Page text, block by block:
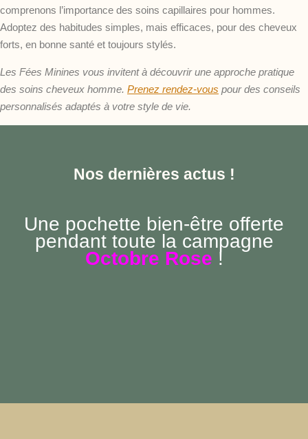
comprenons l’importance des soins capillaires pour hommes.
Adoptez des habitudes simples, mais efficaces, pour des cheveux
forts, en bonne santé et toujours stylés.
Les Fées Minines vous invitent à découvrir une approche pratique
des soins cheveux homme. Prenez rendez-vous pour des conseils
personnalisés adaptés à votre style de vie.
Nos dernières actus !
Une pochette bien-être offerte
pendant toute la campagne
Octobre Rose !